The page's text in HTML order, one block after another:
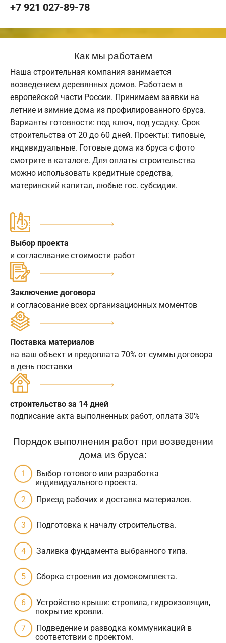
+7 921 027-89-78
Как мы работаем
Наша строительная компания занимается
возведением деревянных домов. Работаем в
европейской части России. Принимаем заявки на
летние и зимние дома из профилированного бруса.
Варианты готовности: под ключ, под усадку. Срок
строительства от 20 до 60 дней. Проекты: типовые,
индивидуальные. Готовые дома из бруса с фото
смотрите в каталоге. Для оплаты строительства
можно использовать кредитные средства,
материнский капитал, любые гос. субсидии.
Выбор проекта
и согласлвание стоимости работ
Заключение договора
и согласование всех организационных моментов
Поставка материалов
на ваш объект и предоплата 70% от суммы договора
в день поставки
строительство за 14 дней
подписание акта выполненных работ, оплата 30%
Порядок выполнения работ при возведении
дома из бруса:
Выбор готового или разработка
индивидуального проекта.
Приезд рабочих и доставка материалов.
Подготовка к началу строительства.
Заливка фундамента выбранного типа.
Сборка строения из домокомплекта.
Устройство крыши: стропила, гидроизоляция,
покрытие кровли.
Подведение и разводка коммуникаций в
соответствии с проектом.